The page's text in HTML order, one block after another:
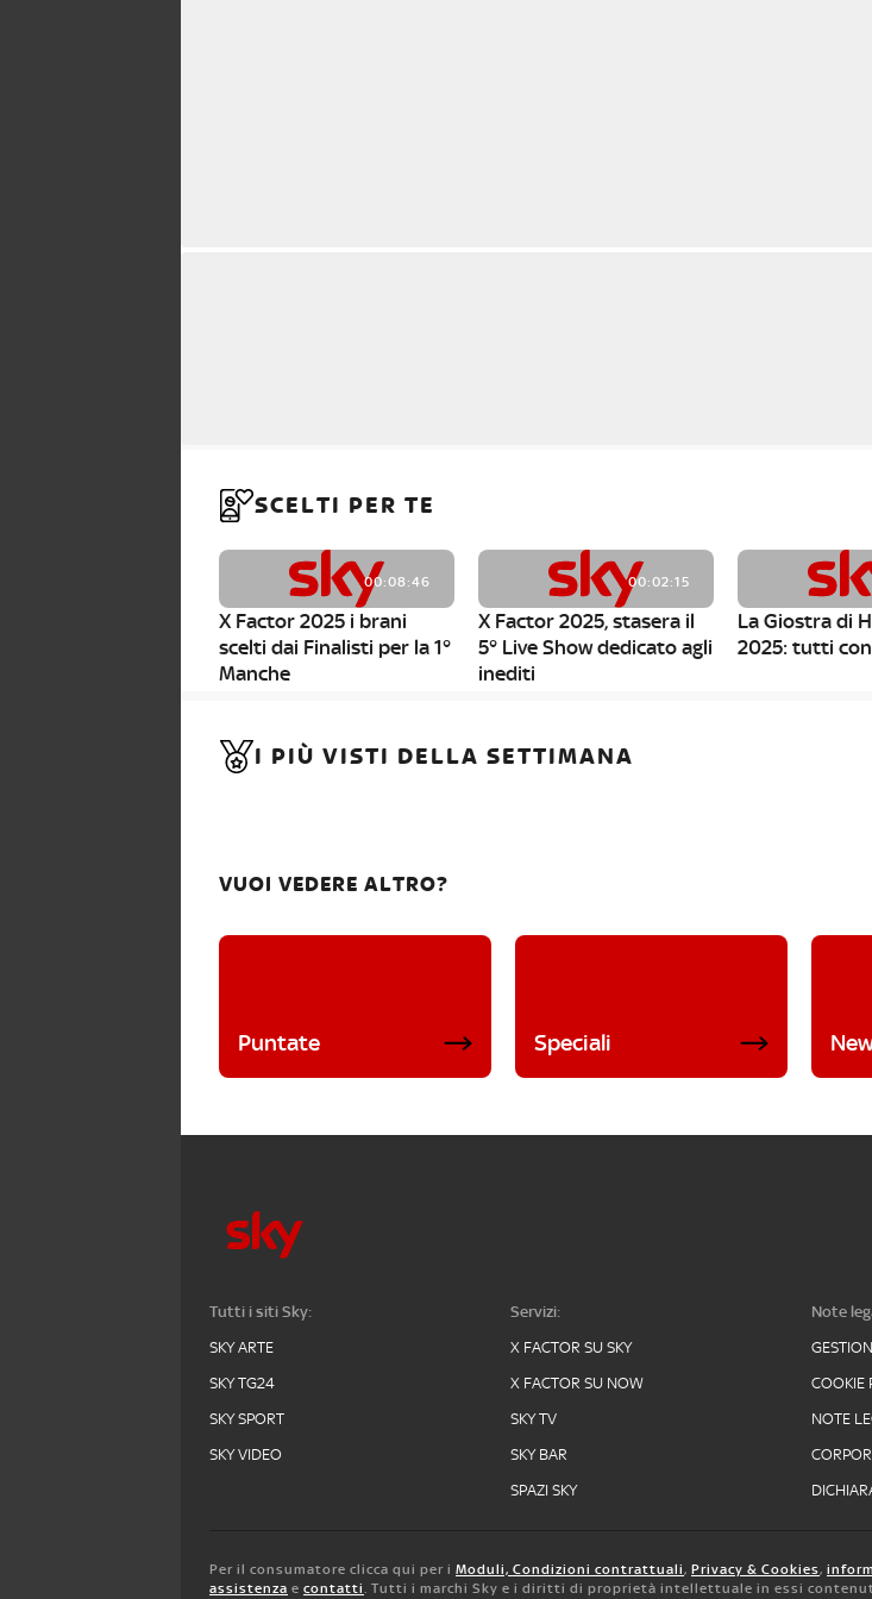
SCELTI PER TE
00:08:46
X Factor 2025 i brani
scelti dai Finalisti per la 1°
Manche
00:02:15
X Factor 2025, stasera il
5° Live Show dedicato agli
inediti
La Giostra di
2025: tutti
I PIÙ VISTI DELLA SETTIMANA
VUOI VEDERE ALTRO?
Puntate Speciali
Tutti i siti Sky:
SKY ARTE
SKY TG24
SKY SPORT
SKY VIDEO
Servizi:
X FACTOR SU SKY
X FACTOR SU NOW
SKY TV
SKY BAR
SPAZI SKY
Note
COOKIE
NOTE
Per il consumatore clicca qui per i Moduli, Condizioni contrattuali, Privacy & Cookies,
assistenza e contatti. Tutti i marchi Sky e i diritti di proprietà intellettuale in essi